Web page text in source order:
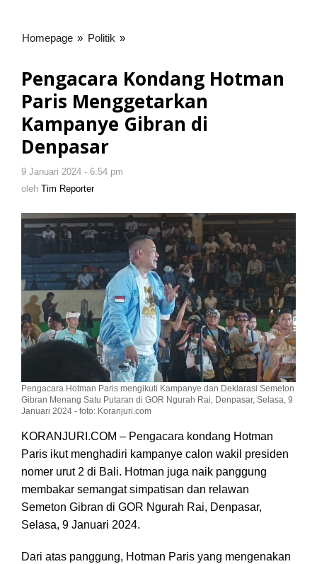
Homepage » Politik »
Paris
Menggetarkan
Kampanye
Gibran
Pengacara Kondang Hotman
Paris Menggetarkan
Kampanye Gibran di
Denpasar
9 Januari 2024 - 6:54 pm
oleh Tim Reporter
Pengacara Hotman Paris mengikuti Kampanye dan Deklarasi Semeton
Gibran Menang Satu Putaran di GOR Ngurah Rai, Denpasar, Selasa, 9
Januari 2024 - foto: Koranjuri.com
KORANJURI.COM – Pengacara kondang Hotman
Paris ikut menghadiri kampanye calon wakil presiden
nomer urut 2 di Bali. Hotman juga naik panggung
membakar semangat simpatisan dan relawan
Semeton Gibran di GOR Ngurah Rai, Denpasar,
Selasa, 9 Januari 2024.
Dari atas panggung, Hotman Paris yang mengenakan